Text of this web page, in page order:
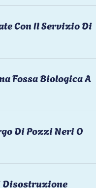
Con Il Servizio Di
Fossa Biologica A
Di Pozzi Neri O
Disostruzione